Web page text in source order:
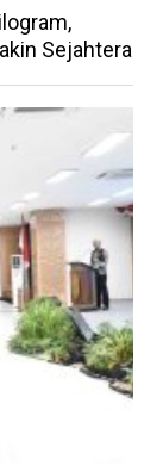
Sejahtera